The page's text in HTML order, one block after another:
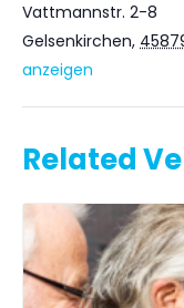
Vattmannstr. 2-8
Gelsenkirchen,
anzeigen
Related